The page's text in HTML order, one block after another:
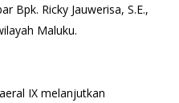
Bpk. Ricky Jauwerisa, S.E.,
Maluku.
IX melanjutkan